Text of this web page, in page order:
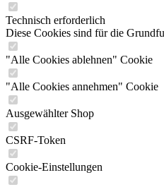
Technisch erforderlich
Diese Cookies sind für die
"Alle Cookies ablehnen" Cookie
"Alle Cookies annehmen" Cookie
Ausgewählter Shop
CSRF-Token
Cookie-Einstellungen